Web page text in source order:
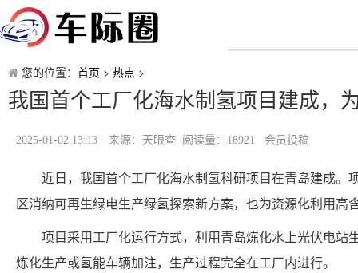
您的位置： 首页 > 热点 >
我国首个工厂化海水制氢项目建成，
2025-01-02 13:13 来源：天眼查 阅读量：18921 会员投稿
近日，我国首个工厂化海水制氢科研项目在青岛建成
区消纳可再生绿电生产绿氢探索新方案，也为资源化利用高
项目采用工厂化运行方式，利用青岛炼化水上光伏电
炼化生产或氢能车辆加注，生产过程完全在工厂内进行。